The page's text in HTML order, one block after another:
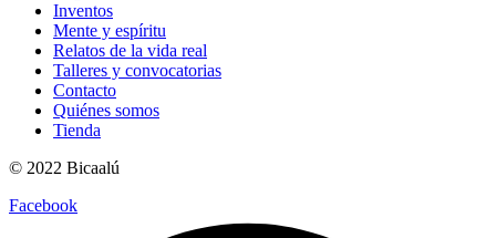
Inventos
Mente y espíritu
Relatos de la vida real
Talleres y convocatorias
Contacto
Quiénes somos
Tienda
© 2022 Bicaalú
Facebook